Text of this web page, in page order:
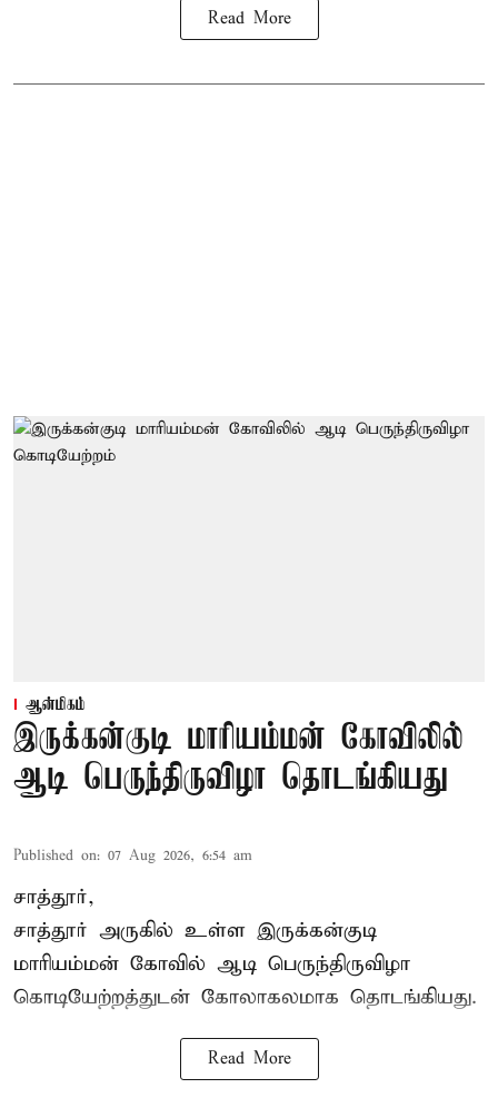
Read More
ஆன்மிகம்
இருக்கன்குடி மாரியம்மன் கோவிலில்
ஆடி பெருந்திருவிழா தொடங்கியது
Published on: 07 Aug 2026, 6:54 am
சாத்தூர்,
சாத்தூர் அருகில் உள்ள இருக்கன்குடி
மாரியம்மன் கோவில் ஆடி பெருந்திருவிழா
கொடியேற்றத்துடன் கோலாகலமாக தொடங்கியது.
Read More